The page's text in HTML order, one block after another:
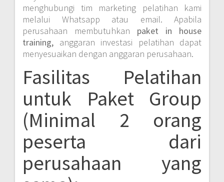
menghubungi tim marketing pelatihan kami
melalui Whatsapp atau email. Apabila
perusahaan membutuhkan paket in house
training, anggaran investasi pelatihan dapat
menyesuaikan dengan anggaran perusahaan.
Fasilitas Pelatihan
untuk Paket Group
(Minimal 2 orang
peserta dari
perusahaan yang